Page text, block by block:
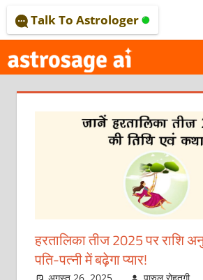
to
content
–
Talk To Astrologer
हरतालिका तीज 2025 पर राशि
पति-पत्‍नी में बढ़ेगा प्‍यार!